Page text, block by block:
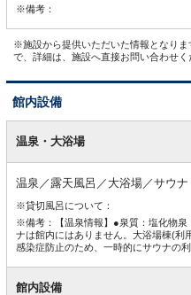
※備考：
※施設から提供いただいた情報となり
で、詳細は、施設へ直接お問い合わせく
館内設備
内温泉・大浴場
温泉／露天風呂／大浴場／サウナ
※貸切風呂について：
※備考：【温泉情報】●泉質：塩化物
ナは館内にはありません。大浴場棟(利
感染症防止のため、一時的にサウナの
館内設備